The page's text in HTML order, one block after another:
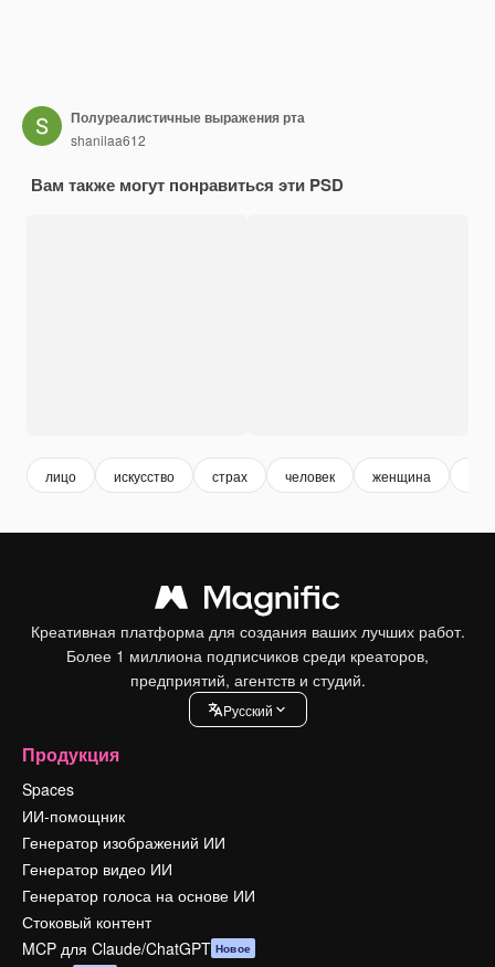
Полуреалистичные выражения рта
shanilaa612
Вам также могут понравиться эти PSD
лицо искусство страх человек женщина
Креативная платформа для создания ваших лучших работ.
Более 1 миллиона подписчиков среди креаторов,
предприятий, агентств и студий.
Pусский
Продукция
Spaces
ИИ-помощник
Генератор изображений ИИ
Генератор видео ИИ
Генератор голоса на основе ИИ
Стоковый контент
MCP для Claude/ChatGPT Новое